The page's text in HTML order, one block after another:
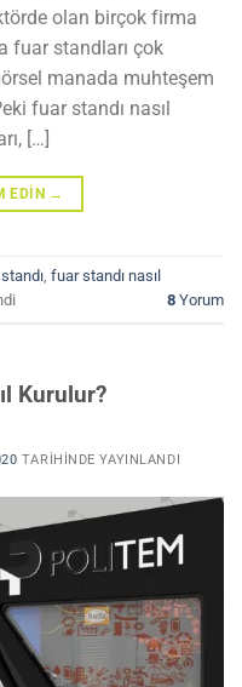
olan birçok firma
fuar standları çok
manada muhteşem
fuar standı nasıl
[…]
EDIN →
, fuar standı nasıl
8 Yorum
Kurulur?
TARIHINDE YAYINLANDI